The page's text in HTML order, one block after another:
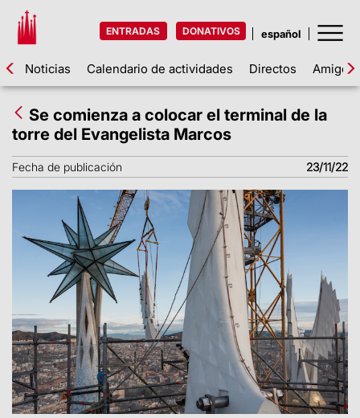
ENTRADAS DONATIVOS
Noticias Calendario de actividades Directos Amigos
Se comienza a colocar el terminal de la
torre del Evangelista Marcos
Fecha de publicación 23/11/22